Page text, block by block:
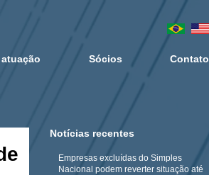
Sócios Contato
Notícias recentes
Empresas excluídas do Simples
Nacional podem reverter situação até